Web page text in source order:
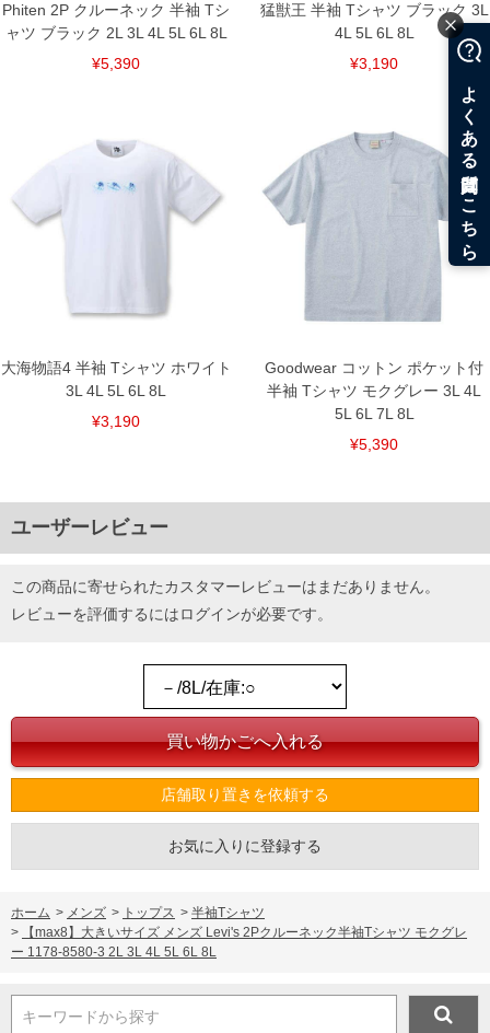
Phiten 2P クルーネック 半袖 Tシ
ャツ ブラック 2L 3L 4L 5L 6L 8L
¥5,390
猛獣王 半袖 Tシャツ ブラック 3L
4L 5L 6L 8L
¥3,190
大海物語4 半袖 Tシャツ ホワイト
3L 4L 5L 6L 8L
¥3,190
Goodwear コットン ポケット付
半袖 Tシャツ モクグレー 3L 4L
5L 6L 7L 8L
¥5,390
ユーザーレビュー
この商品に寄せられたカスタマーレビューはまだありません。
レビューを評価するにはログインが必要です。
店舗取り置きを依頼する
お気に入りに登録する
ホーム > メンズ > トップス > 半袖Tシャツ
>
【max8】大きいサイズ メンズ Levi's 2Pクルーネック半袖Tシャツ モクグレ
ー 1178-8580-3 2L 3L 4L 5L 6L 8L
キーワードから探す